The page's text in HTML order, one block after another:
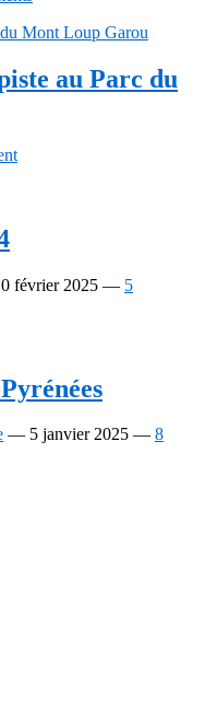
au Parc du
février 2025 — 5
— 5 janvier 2025 — 8